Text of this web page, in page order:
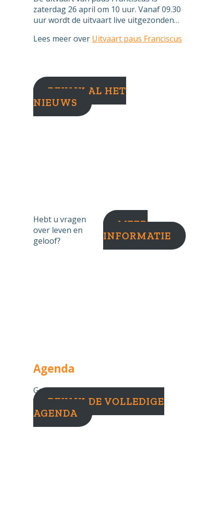
zaterdag 26 april om 10 uur. Vanaf 09.30
uur wordt de uitvaart live uitgezonden…
Lees meerover Uitvaart paus Franciscus
BEKIJK AL HET
NIEUWS
Hebt u vragen
over leven en
geloof?
MEER
INFORMATIE
Agenda
Geen agenda-items gevonden.
BEKIJK DE VOLLEDIGE
AGENDA